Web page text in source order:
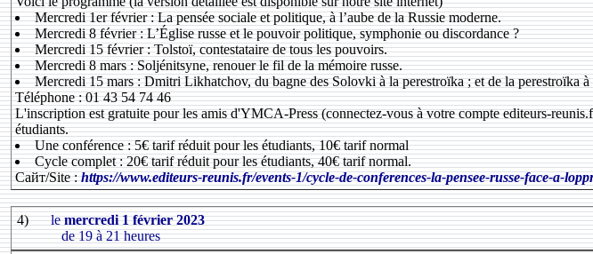
Mercredi 1er février : La pensée sociale et politique, à l’aube de la Russie moderne.
Mercredi 8 février : L’Église russe et le pouvoir politique, symphonie ou discordance ?
Mercredi 15 février : Tolstoï, contestataire de tous les pouvoirs.
Mercredi 8 mars : Soljénitsyne, renouer le fil de la mémoire russe.
Mercredi 15 mars : Dmitri Likhatchov, du bagne des Solovki à la perestroïka ; et de la perestroïka à
Téléphone : 01 43 54 74 46
L'inscription est gratuite pour les amis d'YMCA-Press (connectez-vous à votre compte editeurs-
étudiants.
Une conférence : 5€ tarif réduit pour les étudiants, 10€ tarif normal
Cycle complet : 20€ tarif réduit pour les étudiants, 40€ tarif normal.
Сайт/Site :https://www.editeurs-reunis.fr/events-1/cycle-de-conferences-la-pensee-russe-face-a-
4) lemercredi 1 février 2023
de 19 à 21 heures